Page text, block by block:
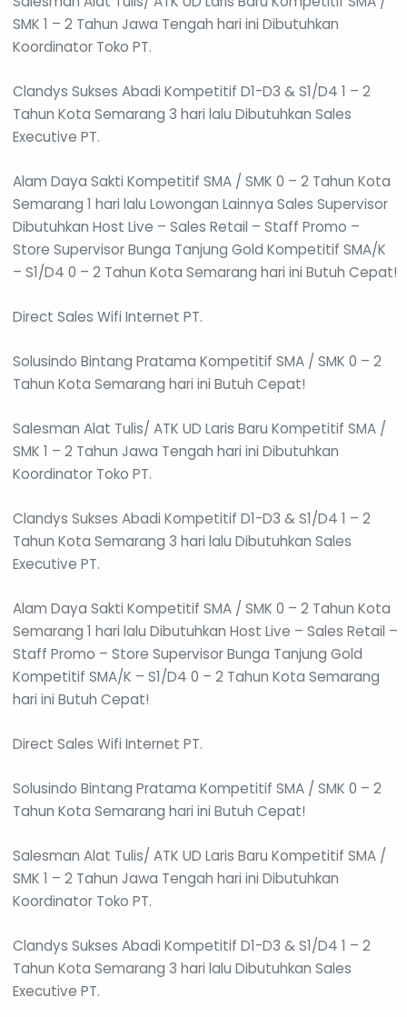
SMK 1 – 2 Tahun Jawa Tengah hari ini Dibutuhkan
Koordinator Toko PT.
Clandys Sukses Abadi Kompetitif D1-D3 & S1/D4 1 – 2
Tahun Kota Semarang 3 hari lalu Dibutuhkan Sales
Executive PT.
Alam Daya Sakti Kompetitif SMA / SMK 0 – 2 Tahun Kota
Semarang 1 hari lalu Lowongan Lainnya Sales Supervisor
Dibutuhkan Host Live – Sales Retail – Staff Promo –
Store Supervisor Bunga Tanjung Gold Kompetitif SMA/K
– S1/D4 0 – 2 Tahun Kota Semarang hari ini Butuh Cepat!
Direct Sales Wifi Internet PT.
Solusindo Bintang Pratama Kompetitif SMA / SMK 0 – 2
Tahun Kota Semarang hari ini Butuh Cepat!
Salesman Alat Tulis/ ATK UD Laris Baru Kompetitif SMA /
SMK 1 – 2 Tahun Jawa Tengah hari ini Dibutuhkan
Koordinator Toko PT.
Clandys Sukses Abadi Kompetitif D1-D3 & S1/D4 1 – 2
Tahun Kota Semarang 3 hari lalu Dibutuhkan Sales
Executive PT.
Alam Daya Sakti Kompetitif SMA / SMK 0 – 2 Tahun Kota
Semarang 1 hari lalu Dibutuhkan Host Live – Sales Retail –
Staff Promo – Store Supervisor Bunga Tanjung Gold
Kompetitif SMA/K – S1/D4 0 – 2 Tahun Kota Semarang
hari ini Butuh Cepat!
Direct Sales Wifi Internet PT.
Solusindo Bintang Pratama Kompetitif SMA / SMK 0 – 2
Tahun Kota Semarang hari ini Butuh Cepat!
Salesman Alat Tulis/ ATK UD Laris Baru Kompetitif SMA /
SMK 1 – 2 Tahun Jawa Tengah hari ini Dibutuhkan
Koordinator Toko PT.
Clandys Sukses Abadi Kompetitif D1-D3 & S1/D4 1 – 2
Tahun Kota Semarang 3 hari lalu Dibutuhkan Sales
Executive PT.